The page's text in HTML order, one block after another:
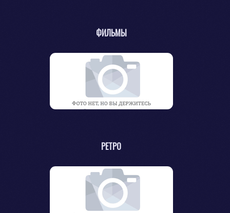
ФИЛЬМЫ
РЕТРО